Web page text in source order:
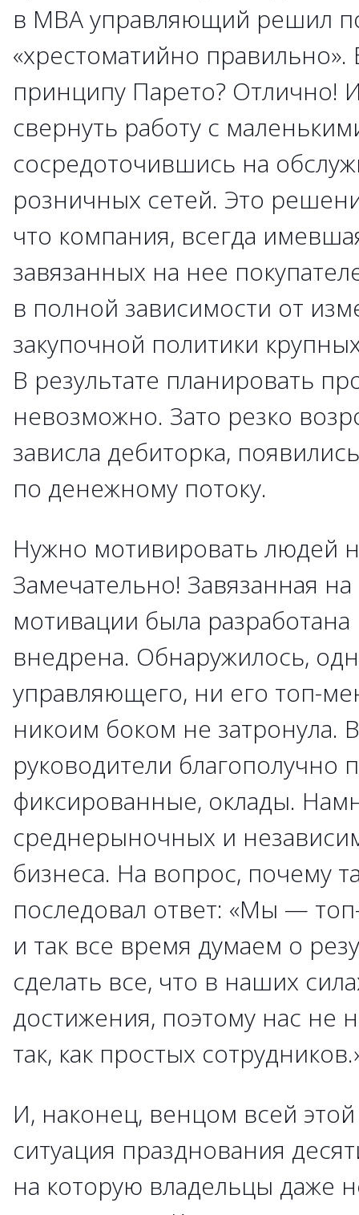
в МВА управляющий решил
«хрестоматийно правильно».
принципу Парето? Отлично!
свернуть работу с
сосредоточившись на
розничных сетей. Это
что компания, всегда
завязанных на нее
в полной зависимости от
закупочной политики
В результате планировать
невозможно. Зато резко
зависла дебиторка,
по денежному потоку.
Нужно мотивировать людей
Замечательно! Завязанная на
мотивации была
внедрена. Обнаружилось,
управляющего, ни его топ-
никоим боком не затронула.
руководители благополучно
фиксированные, оклады.
среднерыночных и
бизнеса. На вопрос, почему
последовал ответ: «Мы —
и так все время думаем о
сделать все, что в наших
достижения, поэтому нас не
так, как простых
И, наконец, венцом всей
ситуация празднования
на которую владельцы даже